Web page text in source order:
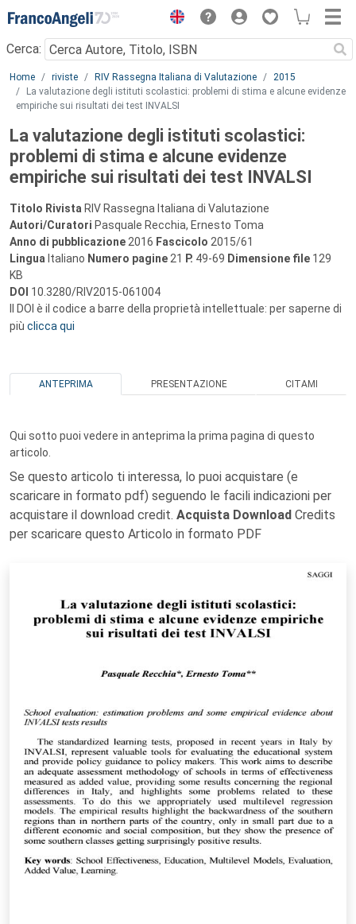
Menu
Cerca:
Main content
Home riviste RIV Rassegna Italiana di Valutazione
2015
La valutazione degli istituti scolastici: problemi di stima e alcune evidenze
empiriche sui risultati dei test INVALSI
La valutazione degli istituti scolastici:
problemi di stima e alcune evidenze
empiriche sui risultati dei test INVALSI
Titolo Rivista RIV Rassegna Italiana di Valutazione
Autori/Curatori Pasquale Recchia, Ernesto Toma
Anno di pubblicazione 2016 Fascicolo 2015/61
Lingua Italiano Numero pagine 21 P. 49-69 Dimensione file 129
KB
DOI 10.3280/RIV2015-061004
Il DOI è il codice a barre della proprietà intellettuale: per saperne di
più clicca qui
ANTEPRIMA PRESENTAZIONE CITAMI
Qui sotto puoi vedere in anteprima la prima pagina di questo
articolo.
Se questo articolo ti interessa, lo puoi acquistare (e
scaricare in formato pdf) seguendo le facili indicazioni per
acquistare il download credit. Acquista Download Credits
per scaricare questo Articolo in formato PDF